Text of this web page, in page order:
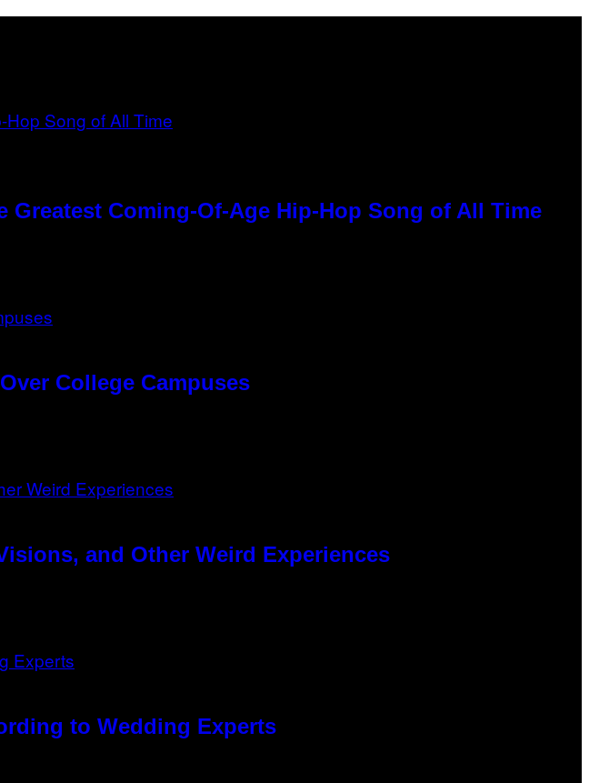
Greatest Coming-Of-Age Hip-Hop Song of All Time
College Campuses
and Other Weird Experiences
to Wedding Experts